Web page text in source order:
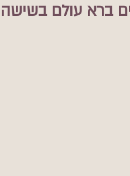
ברא עולם